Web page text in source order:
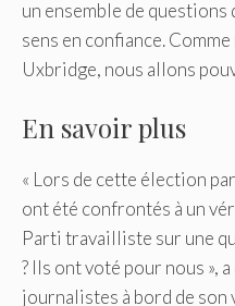
un ensemble de questions
sens en confiance.
Uxbridge, nous allons
En savoir plus
« Lors de cette élection
ont été confrontés à un
Parti travailliste sur une
? Ils ont voté pour nous »,
journalistes à bord de